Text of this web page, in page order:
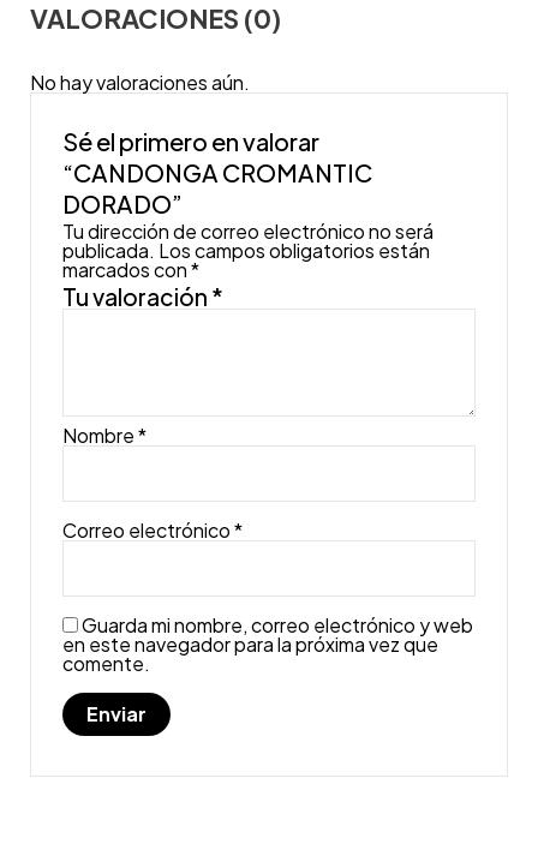
VALORACIONES (0)
No hay valoraciones aún.
Sé el primero en valorar
“CANDONGA CROMANTIC
DORADO”
Tu dirección de correo electrónico no será
publicada. Los campos obligatorios están
marcados con*
Tu valoración *
Nombre*
Correo electrónico*
Guarda mi nombre, correo electrónico y web
en este navegador para la próxima vez que
comente.